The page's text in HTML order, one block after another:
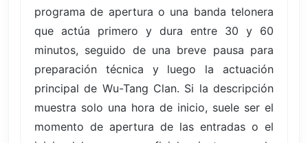
programa de apertura o una banda telonera
que actúa primero y dura entre 30 y 60
minutos, seguido de una breve pausa para
preparación técnica y luego la actuación
principal de Wu-Tang Clan. Si la descripción
muestra solo una hora de inicio, suele ser el
momento de apertura de las entradas o el